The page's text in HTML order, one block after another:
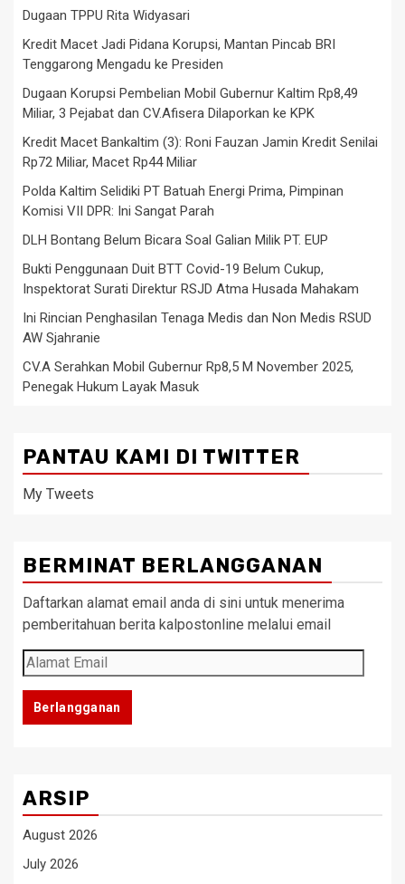
Dugaan TPPU Rita Widyasari
Kredit Macet Jadi Pidana Korupsi, Mantan Pincab BRI
Tenggarong Mengadu ke Presiden
Dugaan Korupsi Pembelian Mobil Gubernur Kaltim Rp8,49
Miliar, 3 Pejabat dan CV.Afisera Dilaporkan ke KPK
Kredit Macet Bankaltim (3): Roni Fauzan Jamin Kredit Senilai
Rp72 Miliar, Macet Rp44 Miliar
Polda Kaltim Selidiki PT Batuah Energi Prima, Pimpinan
Komisi VII DPR: Ini Sangat Parah
DLH Bontang Belum Bicara Soal Galian Milik PT. EUP
Bukti Penggunaan Duit BTT Covid-19 Belum Cukup,
Inspektorat Surati Direktur RSJD Atma Husada Mahakam
Ini Rincian Penghasilan Tenaga Medis dan Non Medis RSUD
AW Sjahranie
CV.A Serahkan Mobil Gubernur Rp8,5 M November 2025,
Penegak Hukum Layak Masuk
PANTAU KAMI DI TWITTER
My Tweets
BERMINAT BERLANGGANAN
Daftarkan alamat email anda di sini untuk menerima
pemberitahuan berita kalpostonline melalui email
Alamat
Email
Berlangganan
ARSIP
August 2026
July 2026